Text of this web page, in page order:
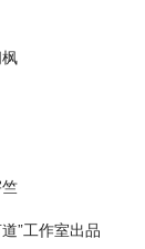
”工作室出品